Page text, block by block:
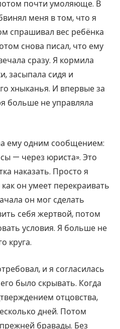
почти умоляюще. В
меня в том, что я
спрашивал вес ребёнка
снова писал, что ему
сразу. Я кормила
засыпала сидя и
хныканья. И впервые за
больше не управляла
ему одним сообщением:
— через юриста». Это
наказать. Просто я
он умеет перекраивать
он мог сделать
себя жертвой, потом
условия. Я больше не
круга.
и я согласилась
было скрывать. Когда
отцовства,
дней. Потом
бравады. Без